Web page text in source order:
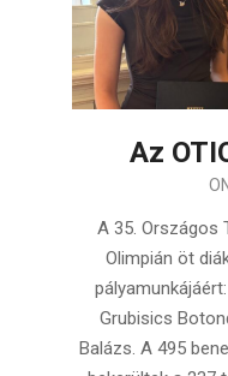
Az
A 35. Országos
Olimpián öt
Grubisics
Balázs. A 495